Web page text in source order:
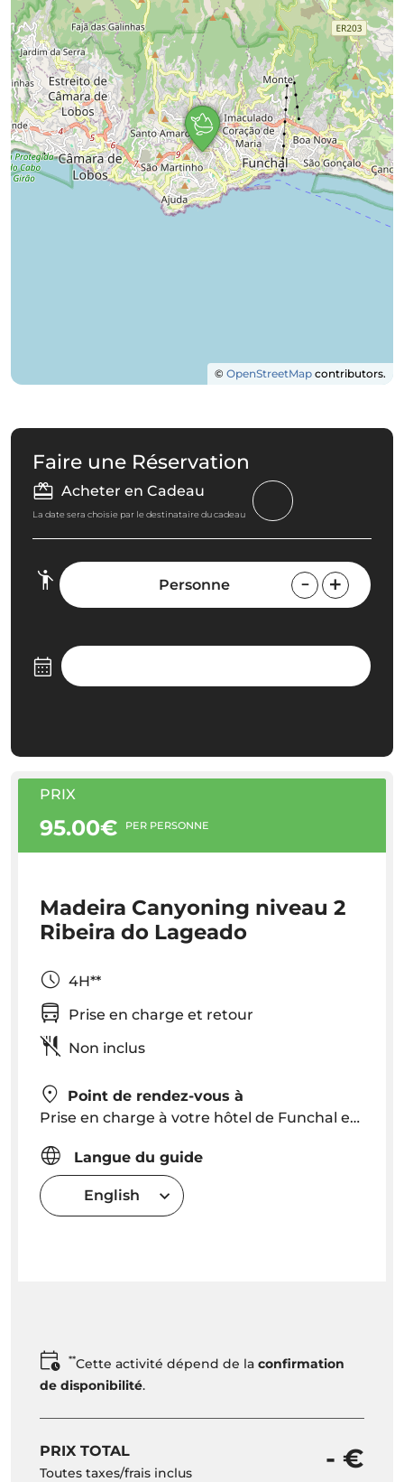
© OpenStreetMap contributors.
Faire une Réservation
Acheter en Cadeau
La date sera choisie par le destinataire du cadeau
Personne
PRIX
95.00€ PER PERSONNE
Madeira Canyoning niveau 2
Ribeira do Lageado
4H**
Prise en charge et retour
Non inclus
Point de rendez-vous à
Prise en charge à votre hôtel de Funchal et Caniço vers 09h00 ou un point de rendez-vous est prévu
Langue du guide
English
**Cette activité dépend de la confirmation
de disponibilité.
PRIX TOTAL
Toutes taxes/frais inclus - €